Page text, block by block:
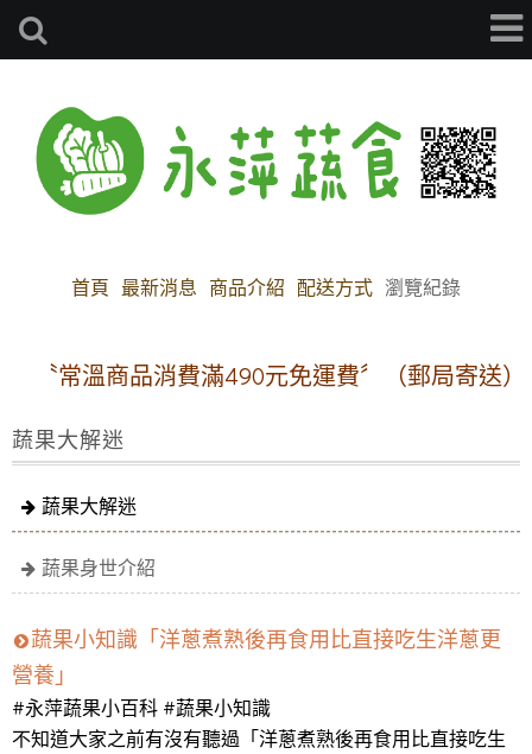
首頁 最新消息 商品介紹 配送方式 瀏覽紀錄
〝常溫商品消費滿490元免運費〞（郵局寄送）
蔬果大解迷
蔬果大解迷
蔬果身世介紹
蔬果小知識「洋蔥煮熟後再食用比直接吃生洋蔥更
營養」
#永萍蔬果小百科 #蔬果小知識
不知道大家之前有沒有聽過「洋蔥煮熟後再食用比直接吃生